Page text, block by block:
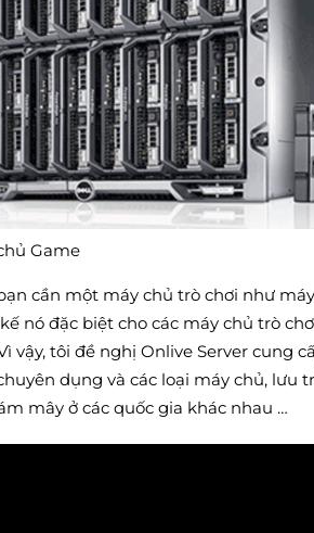
Game
cần một máy chủ trò chơi như
nó đặc biệt cho các máy chủ trò
vậy, tôi đề nghị Onlive Server cung
dụng và các loại máy chủ, lưu
mây ở các quốc gia khác nhau …